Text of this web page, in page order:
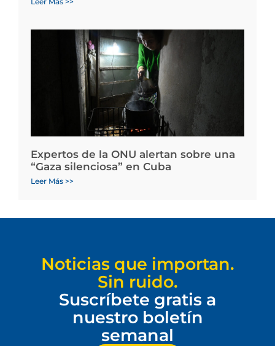
Expertos de la ONU alertan sobre una
“Gaza silenciosa” en Cuba
Leer Más >>
Noticias que importan.
Sin ruido.
Suscríbete gratis a
nuestro boletín
semanal